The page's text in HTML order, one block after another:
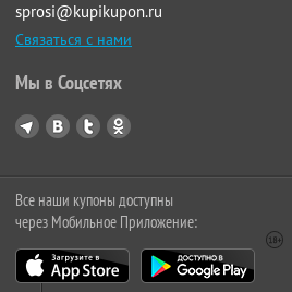
sprosi@kupikupon.ru
Связаться с нами
Мы в Соцсетях
Все наши купоны доступны
через Мобильное Приложение: